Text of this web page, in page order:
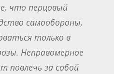
что перцовый
самообороны,
только в
Неправомерное
повлечь за собой